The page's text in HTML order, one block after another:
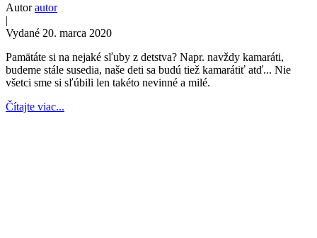
Autorautor
|
Vydané 20. marca 2020
Pamätáte si na nejaké sľuby z detstva? Napr. navždy kamaráti,
budeme stále susedia, naše deti sa budú tiež kamarátiť atď... Nie
všetci sme si sľúbili len takéto nevinné a milé.
Čítajte viac...